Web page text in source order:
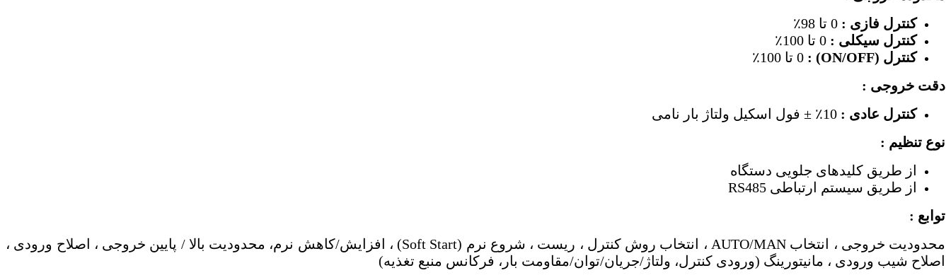
کنترل فازی :
کنترل سیکلی :
کنترل (ON/OFF)
: 0 تا 100٪
دقت خروجی :
کنترل عادی :
نوع تنظیم :
از طریق کلیدهای جلویی دستگاه
از طریق سیستم ارتباطی RS485
توابع :
محدودیت خروجی ، انتخاب AUTO/MAN ، انتخاب روش کنترل ، ریست ، شروع نرم (Soft Start) ، افزایش/کاهش نرم، محدودیت بالا / پایین خروجی ، اصلاح ورودی ،
اصلاح شیب ورودی ، مانیتورینگ (ورودی کنترل، ولتاژ/جریان/توان/مقاومت بار، فرکانس منبع تغذیه)